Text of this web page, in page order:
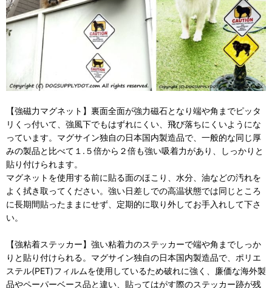
【強磁力マグネット】裏面全面が強力磁石となり端や角までピッタ
リくっ付いて、強風下でもはずれにくい、飛び落ちにくいようにな
っています。マグサイン独自の日本国内製造品で、一般的な同じ厚
みの製品と比べて１.５倍から２倍も強い吸着力があり、しっかりと
貼り付けられます。
マグネットを使用する前に貼る面のほこり、水分、油などの汚れを
よく拭き取ってください。強い日差しでの高温状態では同じところ
に長期間貼ったままにせず、定期的に取り外してお手入れして下さ
い。
【強粘着ステッカー】強い粘着力のステッカーで端や角までしっか
りと貼り付けられる。マグサイン独自の日本国内製造品で、ポリエ
ステル(PET)フィルムを使用しているため破れに強く、廉価な海外製
品やペーパーベース品と違い、貼ってはがす際のステッカー跡が残